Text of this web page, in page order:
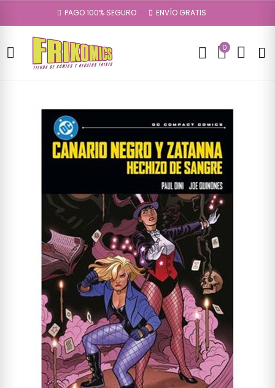
PAGO 100% SEGURO ENVÍO GRATIS
0